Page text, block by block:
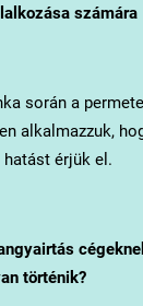
számára
során a
alkalmazzuk,
hatást érjük el.
történik?